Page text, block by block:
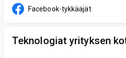
Facebook-tykkääjät
Teknologiat yrityksen